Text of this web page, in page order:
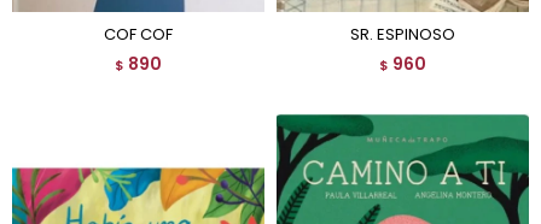
COF COF
$ 890
SR. ESPINOSO
$ 960